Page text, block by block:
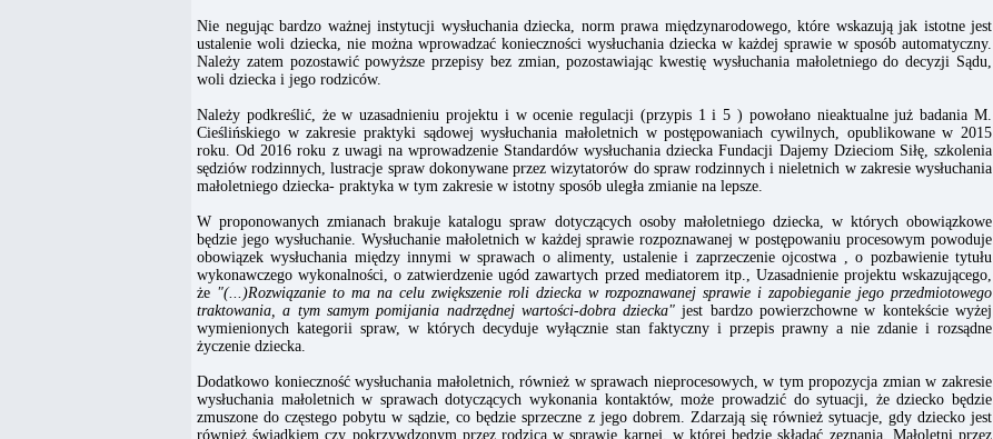
Nie negując bardzo ważnej instytucji wysłuchania dziecka, norm prawa międzynarodowego, które wskazują jak istotne jest
ustalenie woli dziecka, nie można wprowadzać konieczności wysłuchania dziecka w każdej sprawie w sposób automatyczny.
Należy zatem pozostawić powyższe przepisy bez zmian, pozostawiając kwestię wysłuchania małoletniego do decyzji Sądu,
woli dziecka i jego rodziców.
Należy podkreślić, że w uzasadnieniu projektu i w ocenie regulacji (przypis 1 i 5 ) powołano nieaktualne już badania M.
Cieślińskiego w zakresie praktyki sądowej wysłuchania małoletnich w postępowaniach cywilnych, opublikowane w 2015
roku. Od 2016 roku z uwagi na wprowadzenie Standardów wysłuchania dziecka Fundacji Dajemy Dzieciom Siłę, szkolenia
sędziów rodzinnych, lustracje spraw dokonywane przez wizytatorów do spraw rodzinnych i nieletnich w zakresie wysłuchania
małoletniego dziecka- praktyka w tym zakresie w istotny sposób uległa zmianie na lepsze.
W proponowanych zmianach brakuje katalogu spraw dotyczących osoby małoletniego dziecka, w których obowiązkowe
będzie jego wysłuchanie. Wysłuchanie małoletnich w każdej sprawie rozpoznawanej w postępowaniu procesowym powoduje
obowiązek wysłuchania między innymi w sprawach o alimenty, ustalenie i zaprzeczenie ojcostwa , o pozbawienie tytułu
wykonawczego wykonalności, o zatwierdzenie ugód zawartych przed mediatorem itp., Uzasadnienie projektu wskazującego,
że "(...)Rozwiązanie to ma na celu zwiększenie roli dziecka w rozpoznawanej sprawie i zapobieganie jego przedmiotowego
traktowania, a tym samym pomijania nadrzędnej wartości-dobra dziecka" jest bardzo powierzchowne w kontekście wyżej
wymienionych kategorii spraw, w których decyduje wyłącznie stan faktyczny i przepis prawny a nie zdanie i rozsądne
życzenie dziecka.
Dodatkowo konieczność wysłuchania małoletnich, również w sprawach nieprocesowych, w tym propozycja zmian w zakresie
wysłuchania małoletnich w sprawach dotyczących wykonania kontaktów, może prowadzić do sytuacji, że dziecko będzie
zmuszone do częstego pobytu w sądzie, co będzie sprzeczne z jego dobrem. Zdarzają się również sytuacje, gdy dziecko jest
również świadkiem czy pokrzywdzonym przez rodzica w sprawie karnej, w której będzie składać zeznania. Małoletni przez